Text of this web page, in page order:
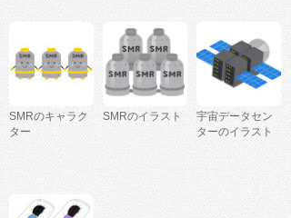
SMRのキャラク
ター
SMRのイラスト
宇宙データセン
ターのイラスト